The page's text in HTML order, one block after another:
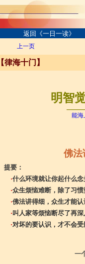
返回《一日一读》
上一页
【律海十门】
明智
能海
佛法
提要：
·什么环境就让你起什么
·众生烦恼难断，除了习
·佛法讲得细，众生才能认
·叫人家等烦恼断尽了再
·对坏的要认识，才不会
一